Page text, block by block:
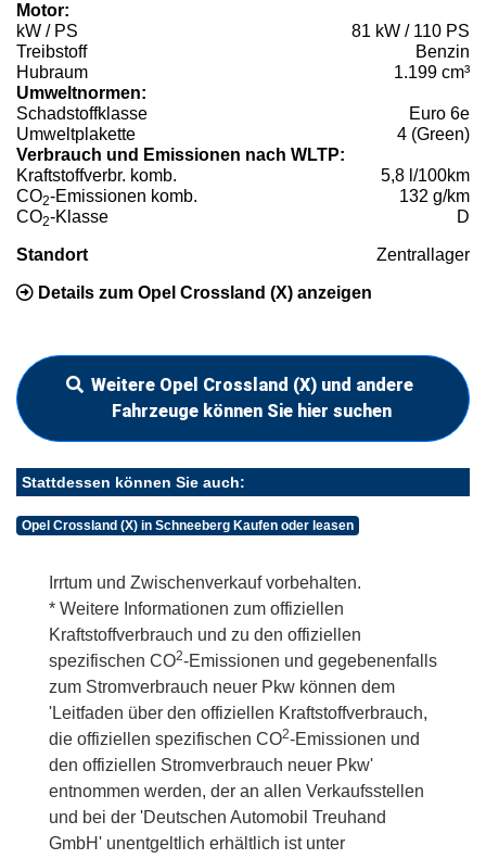
Motor:
kW / PS
81 kW / 110 PS
Treibstoff
Benzin
Hubraum
1.199 cm³
Umweltnormen:
Schadstoffklasse
Euro 6e
Umweltplakette
4 (Green)
Verbrauch und Emissionen nach WLTP:
Kraftstoffverbr. komb.
5,8 l/100km
CO2-Emissionen komb.
132 g/km
CO2-Klasse D
Standort Zentrallager
Details zum Opel Crossland (X) anzeigen
Weitere Opel Crossland (X) und andere
Fahrzeuge können Sie hier suchen
Stattdessen können Sie auch:
Opel Crossland (X) in Schneeberg Kaufen oder leasen
Irrtum und Zwischenverkauf vorbehalten.
* Weitere Informationen zum offiziellen
Kraftstoffverbrauch und zu den offiziellen
spezifischen CO2-Emissionen und gegebenenfalls
zum Stromverbrauch neuer Pkw können dem
'Leitfaden über den offiziellen Kraftstoffverbrauch,
die offiziellen spezifischen CO2-Emissionen und
den offiziellen Stromverbrauch neuer Pkw'
entnommen werden, der an allen Verkaufsstellen
und bei der 'Deutschen Automobil Treuhand
GmbH' unentgeltlich erhältlich ist unter